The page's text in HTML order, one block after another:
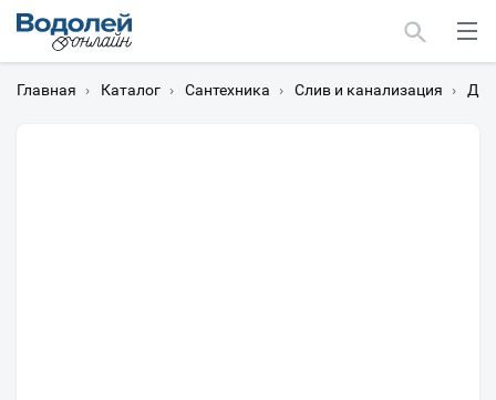
Главная › Каталог › Сантехника › Слив и канализация ›